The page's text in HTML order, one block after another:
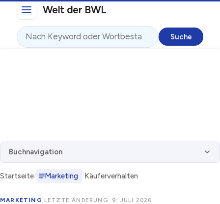
Direkt zum InhaltWelt der BWL
Suche
Buchnavigation
Startseite Marketing Käuferverhalten
MARKETING · LETZTE ÄNDERUNG: 9. JULI 2026